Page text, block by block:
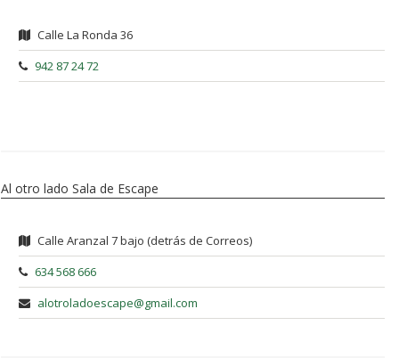
Calle La Ronda 36
942 87 24 72
Al otro lado Sala de Escape
Calle Aranzal 7 bajo (detrás de Correos)
634 568 666
alotroladoescape@gmail.com